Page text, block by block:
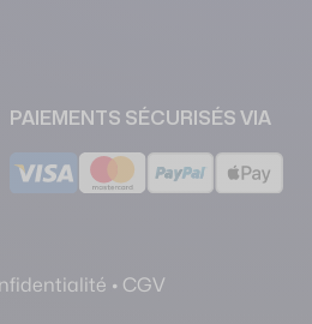
PAIEMENTS SÉCURISÉS VIA
• CGV